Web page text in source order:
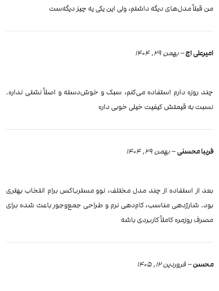
من قبلاً مدل‌های دیگه داشتم، ولی این یکی یه چیز دیگه‌ست
امیرعلی اچ– بهمن 29, 1404
چند روزه دارم استفاده می‌کنم، سبک و خوش‌دسته و اصلاً نشتی نداره.
نسبت به قیمتش کیفیت خیلی خوبی داره
فریبا محسنی– بهمن 29, 1404
بعد از استفاده از چند مدل مختلف، نوو مسترباکس برام انتخاب بهتری
بود. شارژدهی مناسب، کام‌دهی نرم و طراحی جمع‌وجور باعث شده برای
مصرف روزمره کاملاً کاربردی باشه
محسن– فروردین 12, 1405